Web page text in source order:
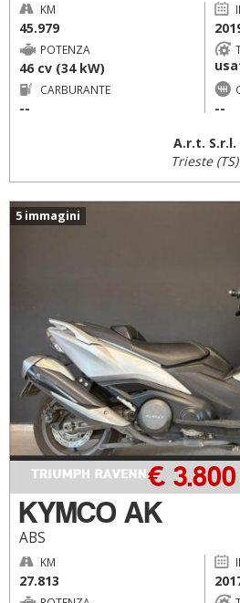
KM
45.979
POTENZA
46 cv (34 kW)
CARBURANTE
-- --
A.r.t. S.r.l.
Trieste (TS)
5 immagini
KYMCO AK
ABS
€
KM
27.813